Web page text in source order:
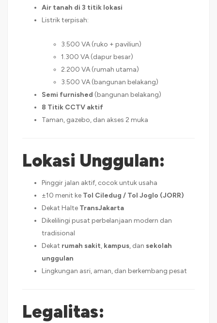
Air tanah di 3 titik lokasi
Listrik terpisah:
3.500 VA (ruko + paviliun)
1.300 VA (dapur besar)
2.200 VA (rumah utama)
3.500 VA (bangunan belakang)
Semi furnished (bangunan belakang)
8 Titik CCTV aktif
Taman, gazebo, dan akses 2 muka
Lokasi Unggulan:
Pinggir jalan aktif, cocok untuk usaha
±10 menit ke Tol Ciledug / Tol Joglo (JORR)
Dekat Halte TransJakarta
Dikelilingi pusat perbelanjaan modern dan
tradisional
Dekat rumah sakit, kampus, dan sekolah
unggulan
Lingkungan asri, aman, dan berkembang pesat
Legalitas: